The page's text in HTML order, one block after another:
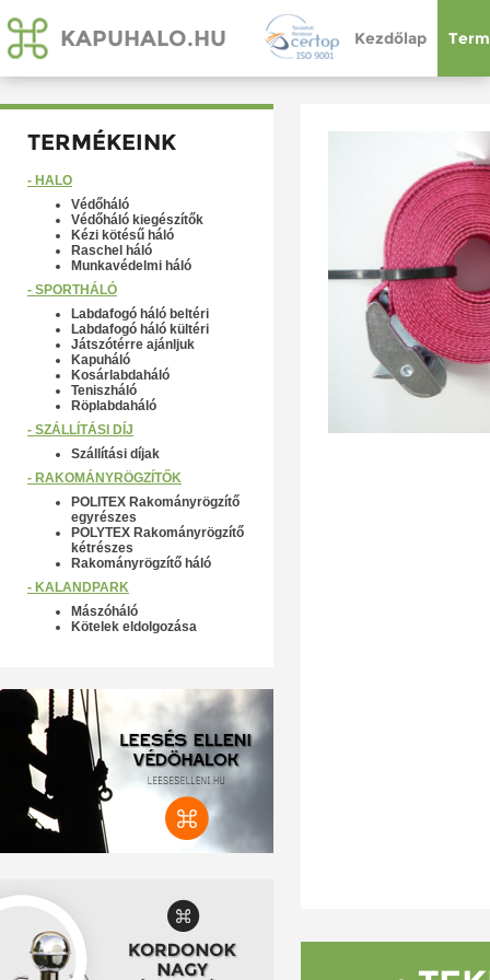
KAPUHALO.HU Kezdőlap
TERMÉKEINK
- HÁLÓ
Védőháló
Védőháló kiegészítők
Kézi kötésű háló
Raschel háló
Munkavédelmi háló
- SPORTHÁLÓ
Labdafogó háló beltéri
Labdafogó háló kültéri
Játszótérre ajánljuk
Kapuháló
Kosárlabdaháló
Teniszháló
Röplabdaháló
- SZÁLLÍTÁSI DÍJ
Szállítási díjak
- RAKOMÁNYRÖGZÍTŐK
POLITEX Rakományrögzítő
egyrészes
POLYTEX Rakományrögzítő
kétrészes
Rakományrögzítő háló
- KALANDPARK
Mászóháló
Kötelek eldolgozása